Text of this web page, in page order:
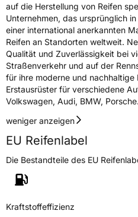
auf die Herstellung von Reifen
Unternehmen, das ursprünglich
einer international anerkannten
Reifen an Standorten weltweit.
Qualität und Zuverlässigkeit bei
Straßenverkehr und auf der
für ihre moderne und
Erstausrüster für verschiedene
Volkswagen, Audi, BMW, Porsche.
weniger anzeigen
EU Reifenlabel
Die Bestandteile des EU
Kraftstoffeffizienz